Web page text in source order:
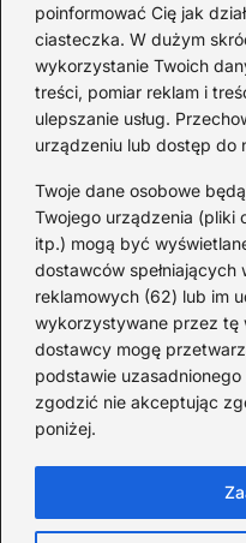
poinformować Cię jak
ciasteczka. W dużym
wykorzystanie Twoich
treści, pomiar reklam i
ulepszanie usług.
urządzeniu lub dostęp do
Twoje dane osobowe
Twojego urządzenia (pliki
itp.) mogą być
dostawców
reklamowych (62) lub im
wykorzystywane przez tę
dostawcy mogę
podstawie
zgodzić nie akceptując
poniżej.
Mało
—
2026-
fakty
2026-
2026-
Mało
2026-